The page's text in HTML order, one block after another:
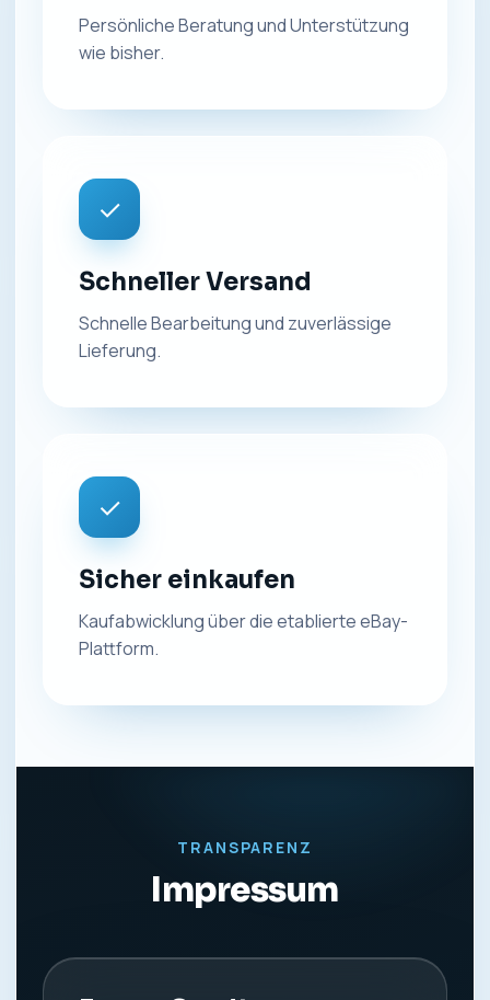
Persönliche Beratung und Unterstützung
wie bisher.
✓
Schneller Versand
Schnelle Bearbeitung und zuverlässige
Lieferung.
✓
Sicher einkaufen
Kaufabwicklung über die etablierte eBay-
Plattform.
TRANSPARENZ
Impressum